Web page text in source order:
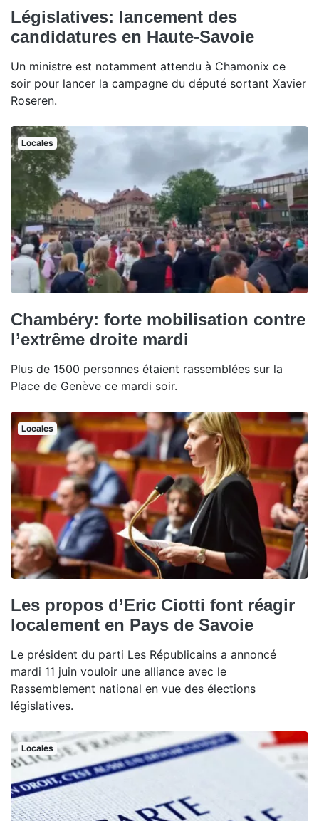
Législatives: lancement des
candidatures en Haute-Savoie
Un ministre est notamment attendu à Chamonix ce
soir pour lancer la campagne du député sortant Xavier
Roseren.
Locales
Chambéry: forte mobilisation contre
l’extrême droite mardi
Plus de 1500 personnes étaient rassemblées sur la
Place de Genève ce mardi soir.
Locales
Les propos d’Eric Ciotti font réagir
localement en Pays de Savoie
Le président du parti Les Républicains a annoncé
mardi 11 juin vouloir une alliance avec le
Rassemblement national en vue des élections
législatives.
Locales